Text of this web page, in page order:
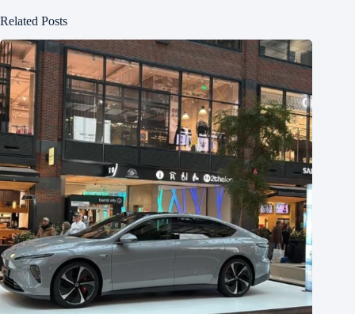
Related Posts